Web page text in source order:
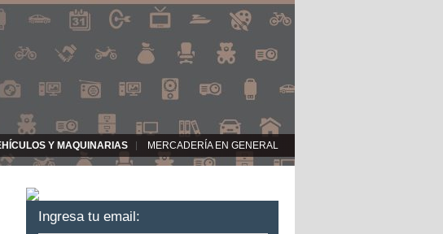
Y MAQUINARIAS MERCADERÍA EN GENERAL
Ingresa tu email: